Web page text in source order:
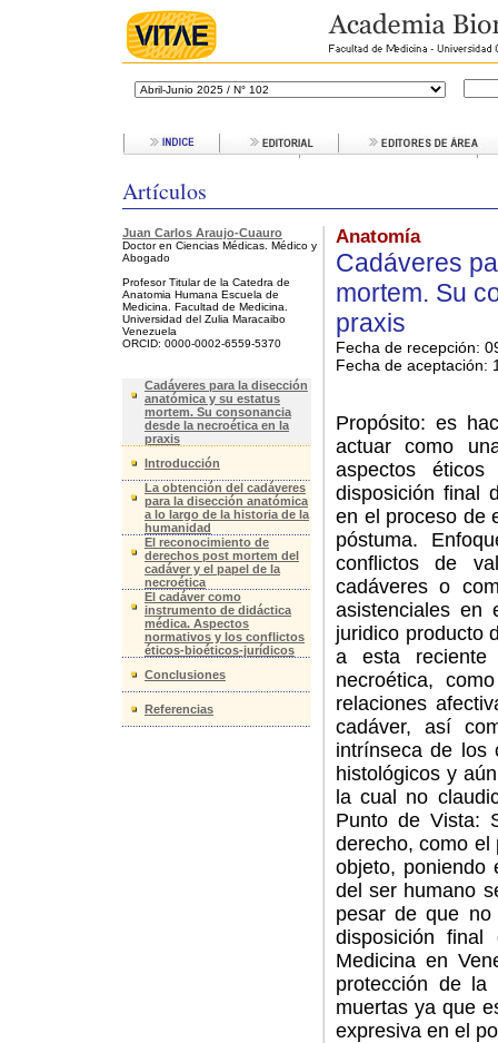
Artículos
Juan Carlos Araujo-Cuauro
Doctor en Ciencias Médicas. Médico y
Abogado
Profesor Titular de la Catedra de
Anatomia Humana Escuela de
Medicina. Facultad de Medicina.
Universidad del Zulia Maracaibo
Venezuela
ORCID: 0000-0002-6559-5370
Cadáveres para la disección
anatómica y su estatus
mortem. Su consonancia
desde la necroética en la
praxis
Introducción
La obtención del cadáveres
para la disección anatómica
a lo largo de la historia de la
humanidad
El reconocimiento de
derechos post mortem del
cadáver y el papel de la
necroética
El cadáver como
instrumento de didáctica
médica. Aspectos
normativos y los conflictos
éticos-bioéticos-jurídicos
Conclusiones
Referencias
Anatomía
Cadáveres
mortem. Su
praxis
Fecha de recepción:
Fecha de aceptación:
Propósito: es
actuar como
aspectos
disposición final
en el proceso de
póstuma.
conflictos de
cadáveres o
asistenciales en
juridico producto
a esta reciente
necroética,
relaciones
cadáver, así
intrínseca de los
histológicos y
la cual no
Punto de Vista:
derecho, como el
objeto, poniendo
del ser humano
pesar de que no
disposición
Medicina en
protección de
muertas ya que
expresiva en el